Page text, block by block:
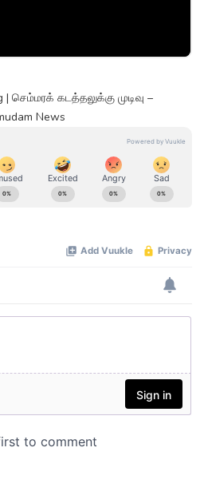
செம்மரக் கடத்தலுக்கு முடிவு –
News